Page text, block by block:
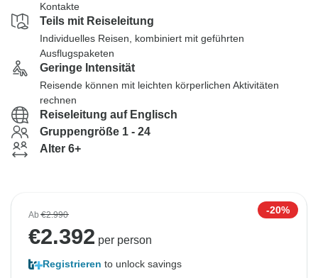
Kontakte
Teils mit Reiseleitung
Individuelles Reisen, kombiniert mit geführten
Ausflugspaketen
Geringe Intensität
Reisende können mit leichten körperlichen Aktivitäten
rechnen
Reiseleitung auf Englisch
Gruppengröße 1 - 24
Alter 6+
Ab€2.990 -20%
€2.392 per person
Registrieren to unlock savings